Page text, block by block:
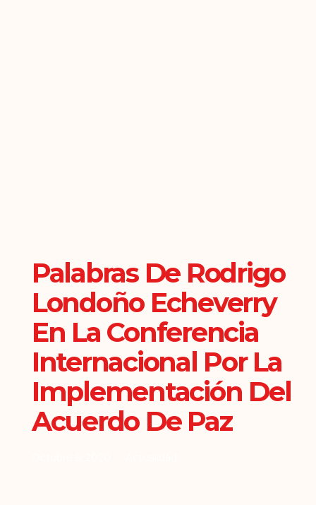
Palabras De Rodrigo
Londoño Echeverry
En La Conferencia
Internacional Por La
Implementación Del
Acuerdo De Paz